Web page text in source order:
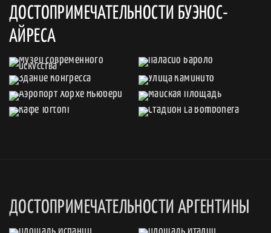
ДОСТОПРИМЕЧАТЕЛЬНОСТИ БУЭНОС-
АЙРЕСА
ДОСТОПРИМЕЧАТЕЛЬНОСТИ АРГЕНТИНЫ